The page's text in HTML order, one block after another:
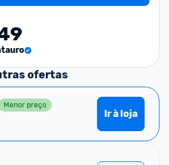
ofertas
Menor preço
Ir à loja